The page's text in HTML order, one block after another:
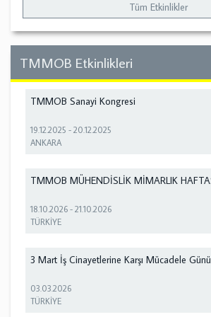
Tüm Etkinlikler
TMMOB Etkinlikleri
TMMOB Sanayi Kongresi
19.12.2025 -20.12.2025
ANKARA
TMMOB MÜHENDİSLİK MİMARLIK
18.10.2026 -21.10.2026
TÜRKİYE
3 Mart İş Cinayetlerine Karşı Mücadele Günü
03.03.2026
TÜRKİYE